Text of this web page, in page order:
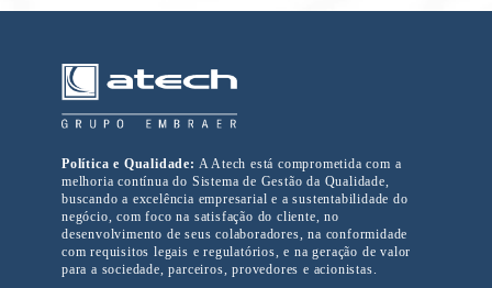
Política e Qualidade: A Atech está comprometida com a
melhoria contínua do Sistema de Gestão da Qualidade,
buscando a excelência empresarial e a sustentabilidade do
negócio, com foco na satisfação do cliente, no
desenvolvimento de seus colaboradores, na conformidade
com requisitos legais e regulatórios, e na geração de valor
para a sociedade, parceiros, provedores e acionistas.